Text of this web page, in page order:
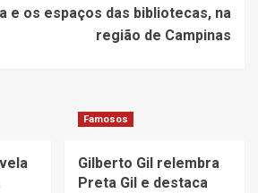
e os espaços das bibliotecas, na
região de Campinas
Famosos
Gilberto Gil relembra
Preta Gil e destaca